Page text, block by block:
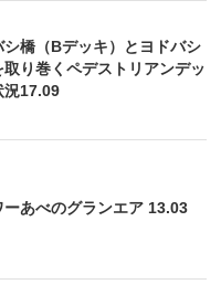
シ橋（Bデッキ）とヨドバシ
り巻くペデストリアンデッ
況17.09
ーあべのグランエア 13.03